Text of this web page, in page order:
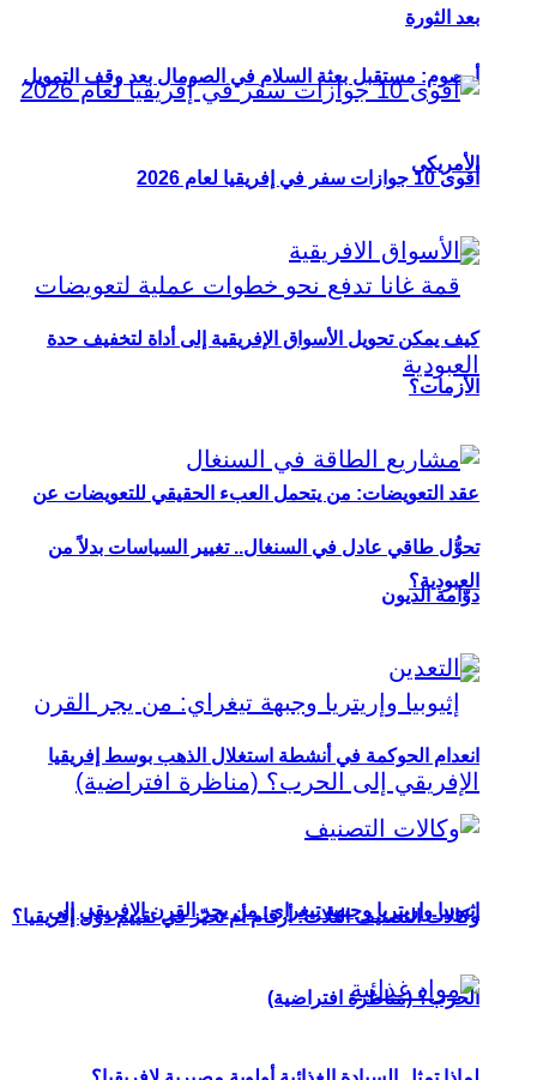
أوصوم: مستقبل بعثة السلام في الصومال بعد وقف التمويل
الأمريكي
عقد التعويضات: من يتحمل العبء الحقيقي للتعويضات عن
العبودية؟
إثيوبيا وإريتريا وجبهة تيغراي: من يجر القرن الإفريقي إلى
الحرب؟ (مناظرة افتراضية)
بعد الثورة
أقوى 10 جوازات سفر في إفريقيا لعام 2026
كيف يمكن تحويل الأسواق الإفريقية إلى أداة لتخفيف حدة
الأزمات؟
تحوُّل طاقي عادل في السنغال.. تغيير السياسات بدلاً من
دوّامة الديون
انعدام الحوكمة في أنشطة استغلال الذهب بوسط إفريقيا
وكالات التصنيف الثلاث: أرقام أم تحيّز في تقييم دول إفريقيا؟